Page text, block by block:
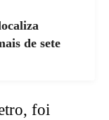
de sete
foi